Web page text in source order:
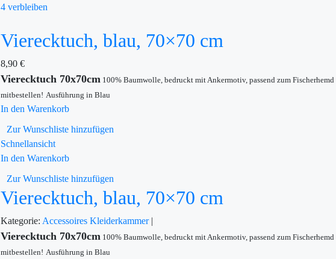
4 verbleiben
Vierecktuch, blau, 70×70 cm
8,90 €
Vierecktuch 70x70cm 100% Baumwolle, bedruckt mit Ankermotiv, passend zum Fischerhemd
mitbestellen! Ausführung in Blau
In den Warenkorb
Zur Wunschliste hinzufügen
Schnellansicht
In den Warenkorb
Zur Wunschliste hinzufügen
Vierecktuch, blau, 70×70 cm
Kategorie: Accessoires Kleiderkammer |
Vierecktuch 70x70cm 100% Baumwolle, bedruckt mit Ankermotiv, passend zum Fischerhemd
mitbestellen! Ausführung in Blau